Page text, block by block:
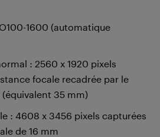
1600 (automatique
: 2560 x 1920 pixels
focale recadrée par le
35 mm)
: 4608 x 3456 pixels capturées
de 16 mm